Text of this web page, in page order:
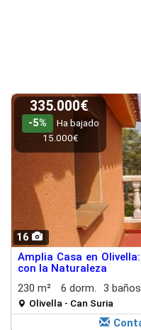
16
335.000€
-5%
Ha bajado
15.000€
Amplia Casa en
con la Naturaleza
230 m²
6 dorm. 3 baños
Olivella - Can Suria